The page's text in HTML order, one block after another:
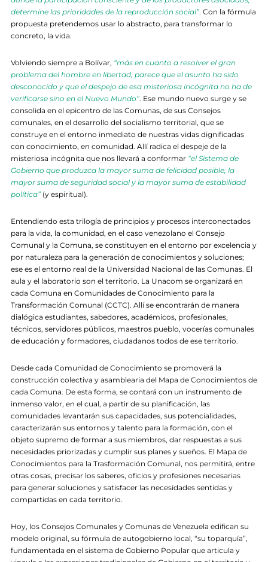
determine las prioridades de la reproducción social”. Con la fórmula
propuesta pretendemos usar lo abstracto, para transformar lo
concreto, la vida.
Volviendo siempre a Bolívar, “más en cuanto a resolver el gran
problema del hombre en libertad, parece que el asunto ha sido
desconocido y que el despejo de esa misteriosa incógnita no ha de
verificarse sino en el Nuevo Mundo”. Ese mundo nuevo surge y se
consolida en el epicentro de las Comunas, de sus Consejos
comunales, en el desarrollo del socialismo territorial, que se
construye en el entorno inmediato de nuestras vidas dignificadas
con conocimiento, en comunidad. Allí radica el despeje de la
misteriosa incógnita que nos llevará a conformar “el Sistema de
Gobierno que produzca la mayor suma de felicidad posible, la
mayor suma de seguridad social y la mayor suma de estabilidad
política” (y espiritual).
Entendiendo esta trilogía de principios y procesos interconectados
para la vida, la comunidad, en el caso venezolano el Consejo
Comunal y la Comuna, se constituyen en el entorno por excelencia y
por naturaleza para la generación de conocimientos y soluciones;
ese es el entorno real de la Universidad Nacional de las Comunas. El
aula y el laboratorio son el territorio. La Unacom se organizará en
cada Comuna en Comunidades de Conocimiento para la
Transformación Comunal (CCTC). Allí se encontrarán de manera
dialógica estudiantes, sabedores, académicos, profesionales,
técnicos, servidores públicos, maestros pueblo, vocerías comunales
de educación y formadores, ciudadanos todos de ese territorio.
Desde cada Comunidad de Conocimiento se promoverá la
construcción colectiva y asamblearia del Mapa de Conocimientos de
cada Comuna. De esta forma, se contará con un instrumento de
inmenso valor, en el cual, a partir de su planificación, las
comunidades levantarán sus capacidades, sus potencialidades,
caracterizarán sus entornos y talento para la formación, con el
objeto supremo de formar a sus miembros, dar respuestas a sus
necesidades priorizadas y cumplir sus planes y sueños. El Mapa de
Conocimientos para la Trasformación Comunal, nos permitirá, entre
otras cosas, precisar los saberes, oficios y profesiones necesarias
para generar soluciones y satisfacer las necesidades sentidas y
compartidas en cada territorio.
Hoy, los Consejos Comunales y Comunas de Venezuela edifican su
modelo original, su fórmula de autogobierno local, “su toparquía”,
fundamentada en el sistema de Gobierno Popular que articula y